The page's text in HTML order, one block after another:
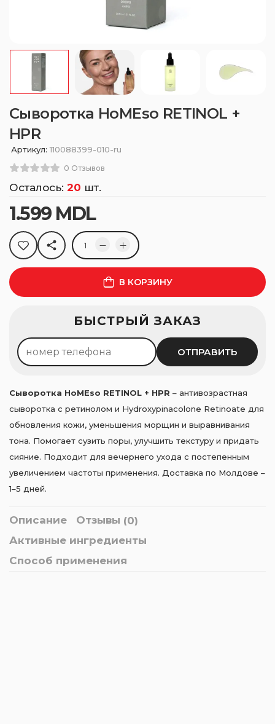
Сыворотка HoMEso RETINOL +
HPR
Артикул: 110088399-010-ru
1.599 MDL
0 Отзывов
БЫСТРЫЙ ЗАКАЗ
ОТПРАВИТЬ
Сыворотка HoMEso RETINOL + HPR – антивозрастная
сыворотка с ретинолом и Hydroxypinacolone Retinoate для
обновления кожи, уменьшения морщин и выравнивания
тона. Помогает сузить поры, улучшить текстуру и придать
сияние. Подходит для вечернего ухода с постепенным
увеличением частоты применения. Доставка по Молдове –
1–5 дней.
Осталось: 20 шт.
В КОРЗИНУ
400леев ×4 мес.
Оформить
Описание Отзывы (0)
Активные ингредиенты
Способ применения